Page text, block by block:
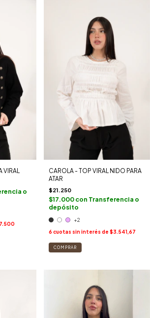
o
CAROLA - TOP VIRAL NIDO PARA
ATAR
$21.250
$17.000con Transferencia o
depósito
+2
6 cuotas sin interés de $3.541,67
COMPRAR